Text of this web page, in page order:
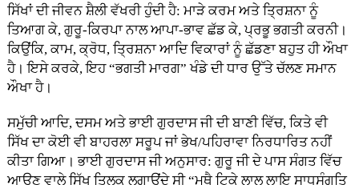
ਸਿੱਖਾਂ ਦੀ ਜੀਵਨ ਸ਼ੈਲੀ ਵੱਖਰੀ ਹੁੰਦੀ ਹੈ: ਮਾੜੇ ਕਰਮ ਅਤੇ ਤ੍ਰਿਸ਼ਨਾ ਨੂੰ
ਤਿਆਗ ਕੇ, ਗੁਰੂ-ਕਿਰਪਾ ਨਾਲ ਆਪਾ-ਭਾਵ ਛੱਡ ਕੇ, ਪ੍ਰਭੂ ਭਗਤੀ ਕਰਨੀ।
ਕਿਉਂਕਿ, ਕਾਮ, ਕ੍ਰੋਧ, ਤ੍ਰਿਸ਼ਨਾ ਆਦਿ ਵਿਕਾਰਾਂ ਨੂੰ ਛੱਡਣਾ ਬਹੁਤ ਹੀ ਔਖਾ
ਹੈ। ਇਸੇ ਕਰਕੇ, ਇਹ “ਭਗਤੀ ਮਾਰਗ” ਖੰਡੇ ਦੀ ਧਾਰ ਉੱਤੇ ਚੱਲਣ ਸਮਾਨ
ਔਖਾ ਹੈ।
ਸਮੁੱਚੀ ਆਦਿ, ਦਸਮ ਅਤੇ ਭਾਈ ਗੁਰਦਾਸ ਜੀ ਦੀ ਬਾਣੀ ਵਿੱਚ, ਕਿਤੇ ਵੀ
ਸਿੱਖ ਦਾ ਕੋਈ ਵੀ ਬਾਹਰਲਾ ਸਰੂਪ ਜਾਂ ਭੇਖ/ਪਹਿਰਾਵਾ ਨਿਰਧਾਰਿਤ ਨਹੀਂ
ਕੀਤਾ ਗਿਆ। ਭਾਈ ਗੁਰਦਾਸ ਜੀ ਅਨੁਸਾਰ: ਗੁਰੂ ਜੀ ਦੇ ਪਾਸ ਸੰਗਤ ਵਿੱਚ
ਆਉਣ ਵਾਲੇ ਸਿੱਖ ਤਿਲਕ ਲਗਾਉਂਦੇ ਸੀ “ਮਥੈ ਟਿਕੇ ਲਾਲ ਲਾਇ ਸਾਧਸੰਗਤਿ